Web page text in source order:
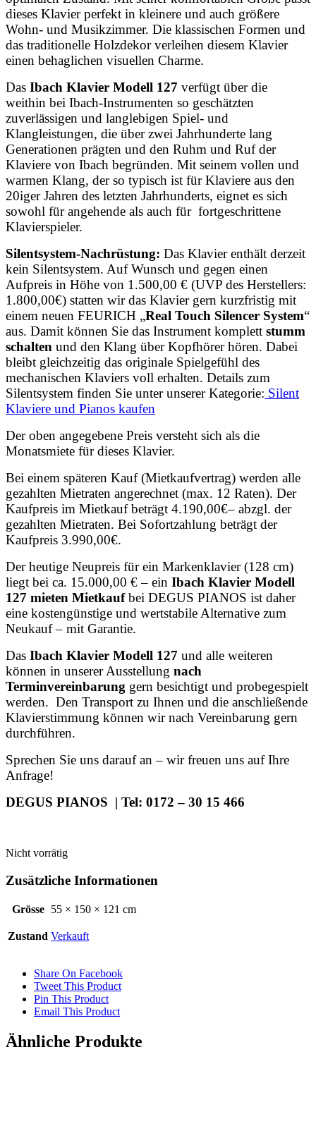
dieses Klavier perfekt in kleinere und auch größere
Wohn- und Musikzimmer. Die klassischen Formen und
das traditionelle Holzdekor verleihen diesem Klavier
einen behaglichen visuellen Charme.
Das Ibach Klavier Modell 127 verfügt über die
weithin bei Ibach-Instrumenten so geschätzten
zuverlässigen und langlebigen Spiel- und
Klangleistungen, die über zwei Jahrhunderte lang
Generationen prägten und den Ruhm und Ruf der
Klaviere von Ibach begründen. Mit seinem vollen und
warmen Klang, der so typisch ist für Klaviere aus den
20iger Jahren des letzten Jahrhunderts, eignet es sich
sowohl für angehende als auch für fortgeschrittene
Klavierspieler.
Silentsystem-Nachrüstung: Das Klavier enthält derzeit
kein Silentsystem. Auf Wunsch und gegen einen
Aufpreis in Höhe von 1.500,00 € (UVP des Herstellers:
1.800,00€) statten wir das Klavier gern kurzfristig mit
einem neuen FEURICH „Real Touch Silencer System“
aus. Damit können Sie das Instrument komplett stumm
schalten und den Klang über Kopfhörer hören. Dabei
bleibt gleichzeitig das originale Spielgefühl des
mechanischen Klaviers voll erhalten. Details zum
Silentsystem finden Sie unter unserer Kategorie: Silent
Klaviere und Pianos kaufen
Der oben angegebene Preis versteht sich als die
Monatsmiete für dieses Klavier.
Bei einem späteren Kauf (Mietkaufvertrag) werden alle
gezahlten Mietraten angerechnet (max. 12 Raten). Der
Kaufpreis im Mietkauf beträgt 4.190,00€– abzgl. der
gezahlten Mietraten. Bei Sofortzahlung beträgt der
Kaufpreis 3.990,00€.
Der heutige Neupreis für ein Markenklavier (128 cm)
liegt bei ca. 15.000,00 € – ein Ibach Klavier Modell
127 mieten Mietkaufbei DEGUS PIANOS ist daher
eine kostengünstige und wertstabile Alternative zum
Neukauf – mit Garantie.
Das Ibach Klavier Modell 127 und alle weiteren
können in unserer Ausstellung nach
Terminvereinbarung gern besichtigt und probegespielt
werden. Den Transport zu Ihnen und die anschließende
Klavierstimmung können wir nach Vereinbarung gern
durchführen.
Sprechen Sie uns darauf an – wir freuen uns auf Ihre
Anfrage!
DEGUS PIANOS | Tel: 0172 – 30 15 466
Nicht vorrätig
Zusätzliche Informationen
Grösse 55 × 150 × 121 cm
Zustand Verkauft
Share On Facebook
Tweet This Product
Pin This Product
Email This Product
Ähnliche Produkte